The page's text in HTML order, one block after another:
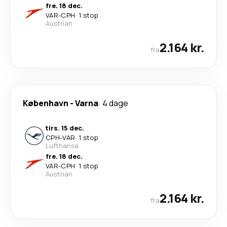
fre. 18 dec.
VAR-CPH· 1 stop
Austrian
fra2.164 kr.
København -Varna 4 dage
tirs. 15 dec.
CPH-VAR· 1 stop
Lufthansa
fre. 18 dec.
VAR-CPH· 1 stop
Austrian
fra2.164 kr.